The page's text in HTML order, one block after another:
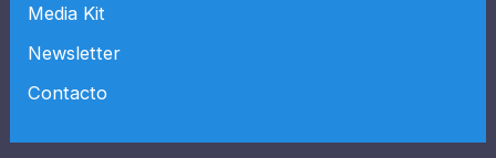
Media Kit
Newsletter
Contacto